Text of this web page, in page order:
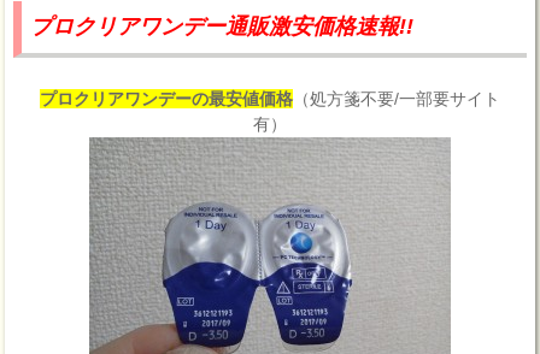
プロクリアワンデー通販激安価格速報!!
プロクリアワンデーの最安値価格（処方箋不要/一部要サイト
有）